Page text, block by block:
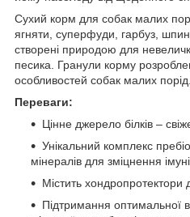
Сухий корм для собак малих
ягняти, суперфуди, гарбуз,
створені природою для
песика. Гранули корму
особливостей собак малих порід.
Переваги:
Цінне джерело білків –
Унікальний комплекс
мінералів для зміцнення
Містить хондропротектори
Підтримання оптимальної